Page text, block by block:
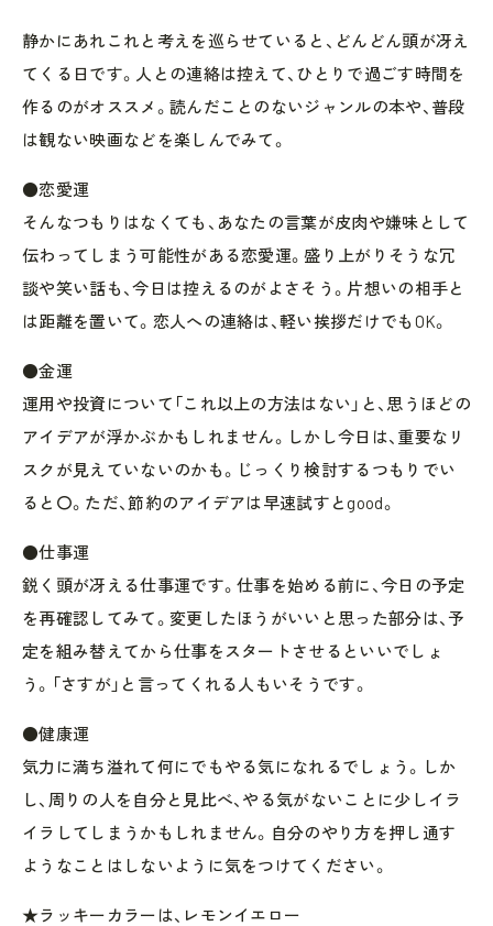
静かにあれこれと考えを巡らせていると、どんどん頭が冴え
てくる日です。人との連絡は控えて、ひとりで過ごす時間を
作るのがオススメ。読んだことのないジャンルの本や、普段
は観ない映画などを楽しんでみて。
●恋愛運
そんなつもりはなくても、あなたの言葉が皮肉や嫌味として
伝わってしまう可能性がある恋愛運。盛り上がりそうな冗
談や笑い話も、今日は控えるのがよさそう。片想いの相手と
は距離を置いて。恋人への連絡は、軽い挨拶だけでもOK。
●金運
運用や投資について「これ以上の方法はない」と、思うほどの
アイデアが浮かぶかもしれません。しかし今日は、重要なリ
スクが見えていないのかも。じっくり検討するつもりでい
ると〇。ただ、節約のアイデアは早速試すとgood。
●仕事運
鋭く頭が冴える仕事運です。仕事を始める前に、今日の予定
を再確認してみて。変更したほうがいいと思った部分は、予
定を組み替えてから仕事をスタートさせるといいでしょ
う。「さすが」と言ってくれる人もいそうです。
●健康運
気力に満ち溢れて何にでもやる気になれるでしょう。しか
し、周りの人を自分と見比べ、やる気がないことに少しイラ
イラしてしまうかもしれません。自分のやり方を押し通す
ようなことはしないように気をつけてください。
★ラッキーカラーは、レモンイエロー